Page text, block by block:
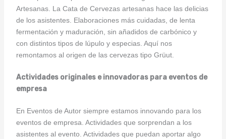
Artesanas. La Cata de Cervezas artesanas hace las delicias
de los asistentes. Elaboraciones más cuidadas, de lenta
fermentación y maduración, sin añadidos de carbónico y
con distintos tipos de lúpulo y especias. Aquí nos
remontamos al origen de las cervezas tipo Grüut.
Actividades originales e innovadoras para eventos de
empresa
En Eventos de Autor siempre estamos innovando para los
eventos de empresa. Actividades que sorprendan a los
asistentes al evento. Actividades que puedan aportar algo